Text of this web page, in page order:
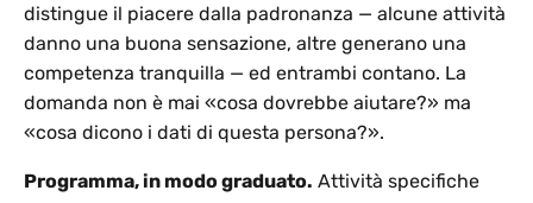
distingue il piacere dalla padronanza — alcune attività
danno una buona sensazione, altre generano una
competenza tranquilla — ed entrambi contano. La
domanda non è mai «cosa dovrebbe aiutare?» ma
«cosa dicono i dati di questa persona?».
Programma, in modo graduato. Attività specifiche